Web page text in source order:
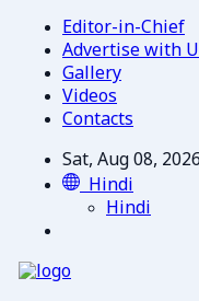
Editor-in-Chief
Advertise with
Gallery
Videos
Contacts
Sat, Aug 08,
Hindi
Hindi